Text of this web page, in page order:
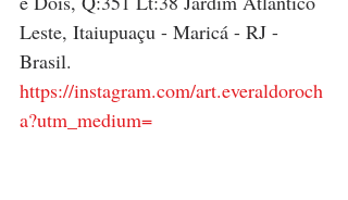
Leste, Itaiupuaçu - Maricá - RJ -
Brasil.
https://instagram.com/art.everaldoroch
a?utm_medium=